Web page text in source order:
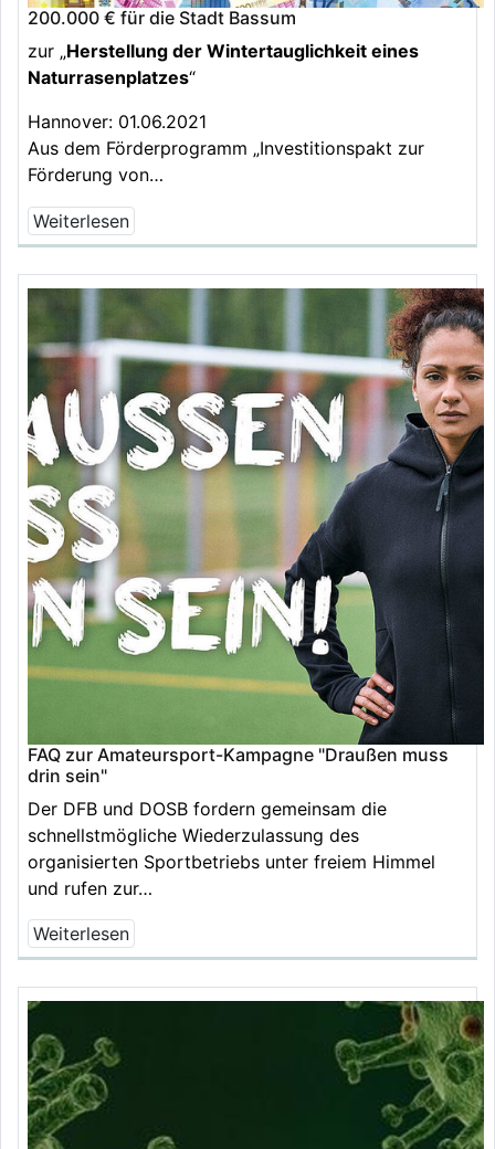
200.000 € für die Stadt Bassum
zur „Herstellung der Wintertauglichkeit eines
Naturrasenplatzes“
Hannover: 01.06.2021
Aus dem Förderprogramm „Investitionspakt zur
Förderung von…
Weiterlesen
FAQ zur Amateursport-Kampagne "Draußen muss
drin sein"
Der DFB und DOSB fordern gemeinsam die
schnellstmögliche Wiederzulassung des
organisierten Sportbetriebs unter freiem Himmel
und rufen zur…
Weiterlesen